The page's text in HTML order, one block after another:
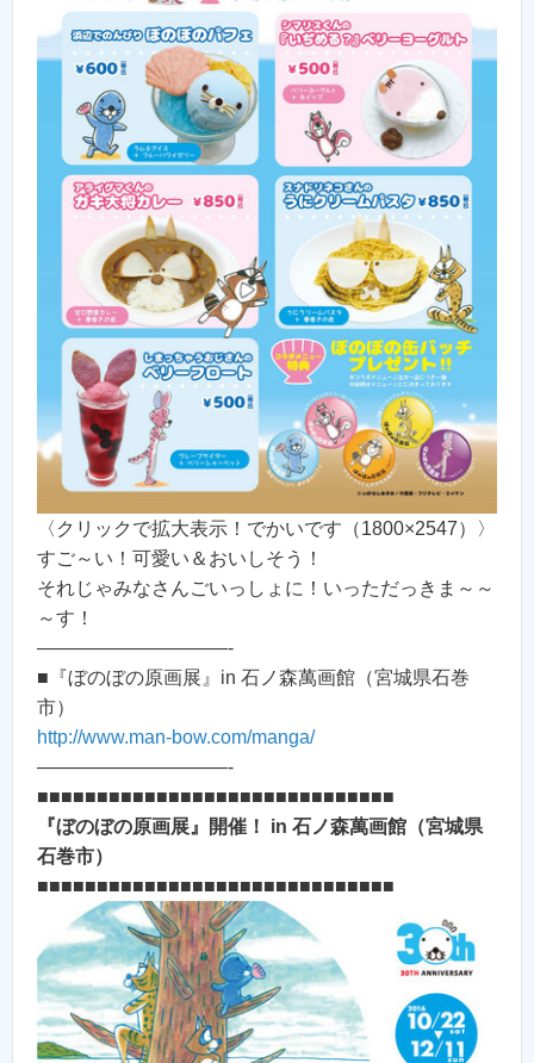
〈クリックで拡大表示！でかいです（1800×2547）〉
すご～い！可愛い＆おいしそう！
それじゃみなさんごいっしょに！いっただっきま～～
～す！
——————————-
■『ぼのぼの原画展』in 石ノ森萬画館（宮城県石巻
市）
http://www.man-bow.com/manga/
——————————-
■■■■■■■■■■■■■■■■■■■■■■■■■■■■■■
『ぼのぼの原画展』開催！ in 石ノ森萬画館（宮城県
石巻市）
■■■■■■■■■■■■■■■■■■■■■■■■■■■■■■